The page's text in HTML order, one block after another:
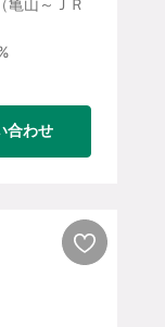
亀山～ＪＲ
合わせ